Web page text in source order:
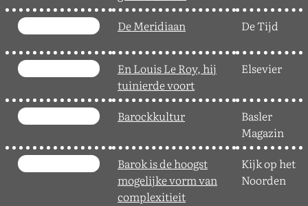
De Meridiaan De Tijd
En Louis Le Roy, hij
tuinierde voort
Elsevier
Barockkultur
Basler
Magazin
Barok is de hoogst
mogelijke vorm van
complexitieit
Kijk op het
Noorden